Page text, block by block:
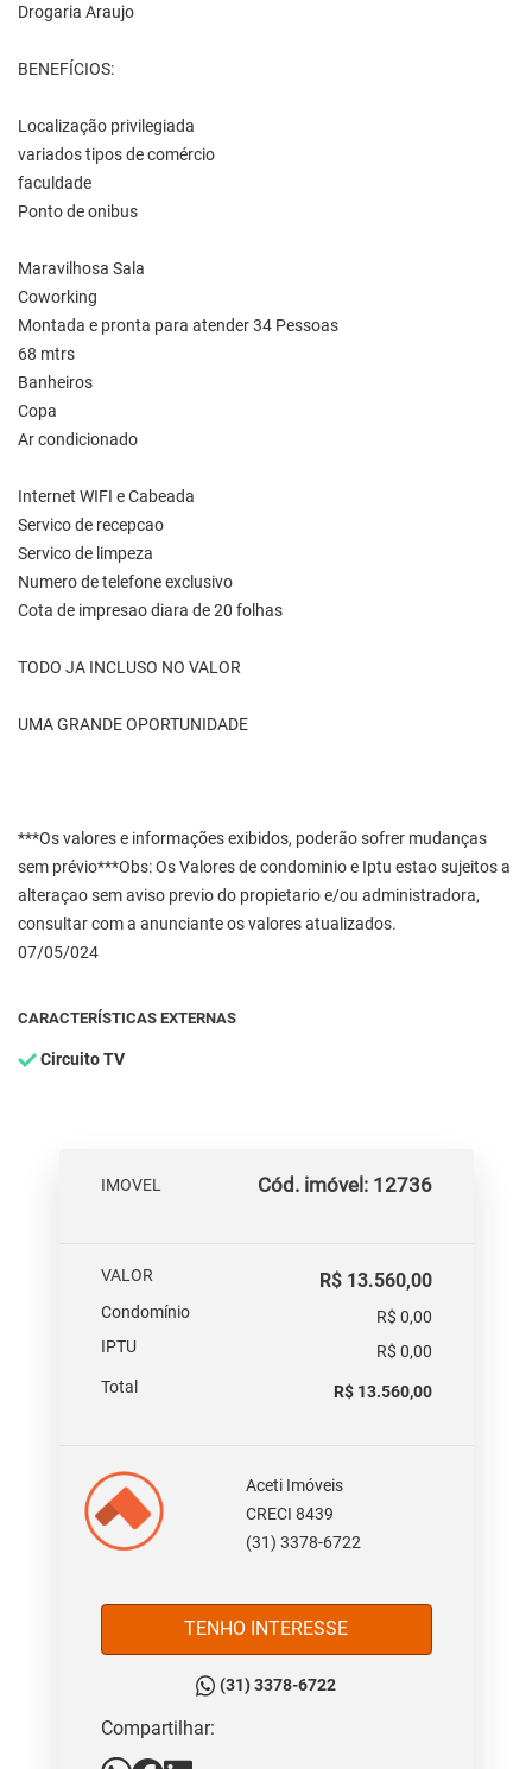
Drogaria Araujo
BENEFÍCIOS:
Localização privilegiada
variados tipos de comércio
faculdade
Ponto de onibus
Maravilhosa Sala
Coworking
Montada e pronta para atender 34 Pessoas
68 mtrs
Banheiros
Copa
Ar condicionado
Internet WIFI e Cabeada
Servico de recepcao
Servico de limpeza
Numero de telefone exclusivo
Cota de impresao diara de 20 folhas
TODO JA INCLUSO NO VALOR
UMA GRANDE OPORTUNIDADE
***Os valores e informações exibidos, poderão sofrer mudanças
sem prévio***Obs: Os Valores de condominio e Iptu estao sujeitos a
alteraçao sem aviso previo do propietario e/ou administradora,
consultar com a anunciante os valores atualizados.
07/05/024
CARACTERÍSTICAS EXTERNAS
Circuito TV
IMOVEL Cód. imóvel: 12736
VALOR R$ 13.560,00
Condomínio
R$ 0,00
IPTU
R$ 0,00
Total
R$ 13.560,00
Aceti Imóveis
CRECI 8439
(31) 3378-6722
TENHO INTERESSE
(31) 3378-6722
Compartilhar: